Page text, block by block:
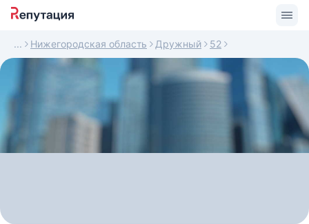
Нижегородская область Дружный 52